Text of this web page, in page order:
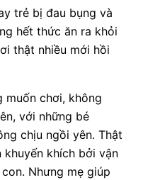
trẻ bị đau bụng và
hết thức ăn ra khỏi
thật nhiều mới hồi
muốn chơi, không
với những bé
chịu ngồi yên. Thật
khuyến khích bởi vận
Nhưng mẹ giúp